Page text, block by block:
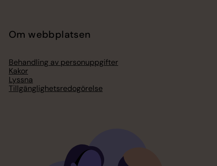
Om webbplatsen
Behandling av personuppgifter
Kakor
Lyssna
Tillgänglighetsredogörelse